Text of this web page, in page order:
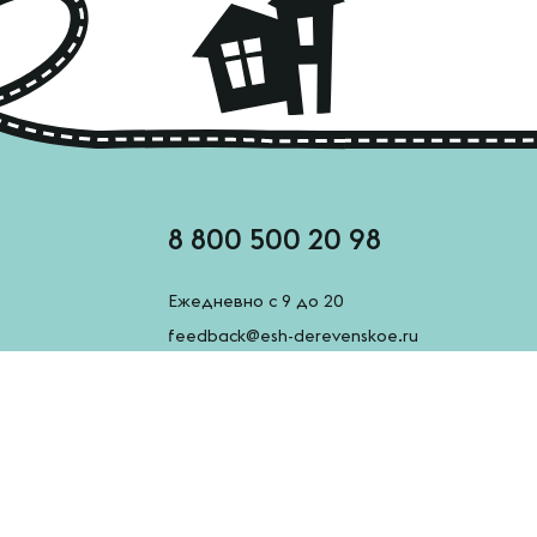
8 800 500 20 98
Ежедневно с 9 до 20
feedback@esh-derevenskoe.ru